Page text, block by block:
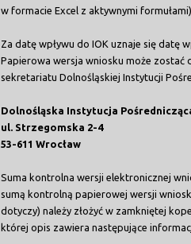
w formacie Excel z aktywnymi
Za datę wpływu do IOK uznaje się datę
Papierowa wersja wniosku może
sekretariatu Dolnośląskiej Instytucji
Dolnośląska Instytucja
ul. Strzegomska 2-4
53-611 Wrocław
Suma kontrolna wersji elektronicznej
sumą kontrolną papierowej wersji
dotyczy) należy złożyć w zamkniętej
której opis zawiera następujące